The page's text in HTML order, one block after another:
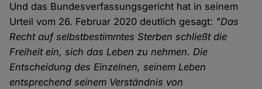
Und das Bundesverfassungsgericht hat in seinem
Urteil vom 26. Februar 2020 deutlich gesagt: "Das
Recht auf selbstbestimmtes Sterben schließt die
Freiheit ein, sich das Leben zu nehmen. Die
Entscheidung des Einzelnen, seinem Leben
entsprechend seinem Verständnis von